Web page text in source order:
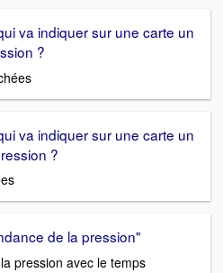
va indiquer sur une carte un
?
va indiquer sur une carte un
?
de la pression"
pression avec le temps